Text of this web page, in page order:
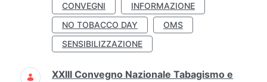
CONVEGNI
INFORMAZIONE
NO TOBACCO DAY
OMS
SENSIBILIZZAZIONE
XXIII Convegno Nazionale Tabagismo e